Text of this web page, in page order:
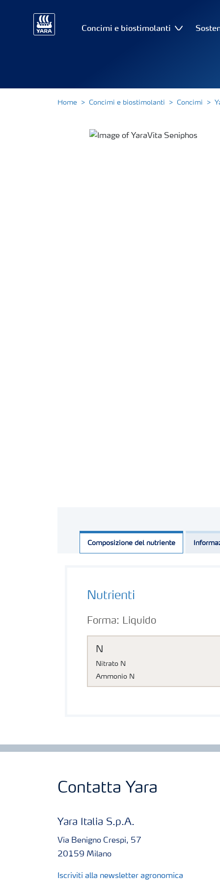
Concimi e biostimolanti
Home Concimi e biostimolanti Concimi
Composizione del nutriente
Nutrienti
N
Nitrato N
Ammonio N
Forma: Liquido
Contatta Yara
Yara Italia S.p.A.
Via Benigno Crespi, 57
20159 Milano
Iscriviti alla newsletter agronomica